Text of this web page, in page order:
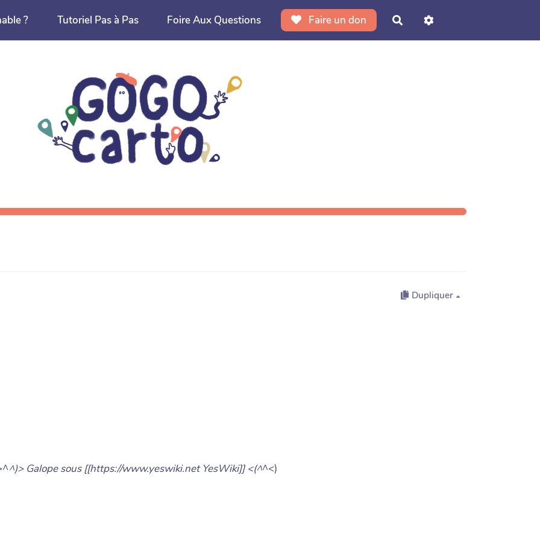
? Tutoriel Pas à Pas Foire Aux Questions Faire un don Rechercher
Dupliquer
^)> Galope sous [[https://www.yeswiki.net YesWiki]] <(^^<)